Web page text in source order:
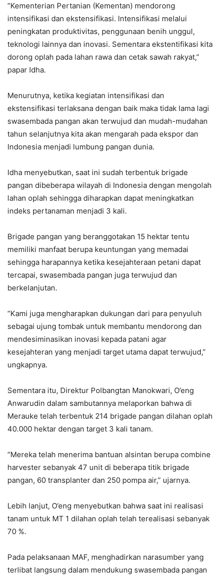
“Kementerian Pertanian (Kementan) mendorong
intensifikasi dan ekstensifikasi. Intensifikasi melalui
peningkatan produktivitas, penggunaan benih unggul,
teknologi lainnya dan inovasi. Sementara ekstentifikasi kita
dorong oplah pada lahan rawa dan cetak sawah rakyat,”
papar Idha.
Menurutnya, ketika kegiatan intensifikasi dan
ekstensifikasi terlaksana dengan baik maka tidak lama lagi
swasembada pangan akan terwujud dan mudah-mudahan
tahun selanjutnya kita akan mengarah pada ekspor dan
Indonesia menjadi lumbung pangan dunia.
Idha menyebutkan, saat ini sudah terbentuk brigade
pangan dibeberapa wilayah di Indonesia dengan mengolah
lahan oplah sehingga diharapkan dapat meningkatkan
indeks pertanaman menjadi 3 kali.
Brigade pangan yang beranggotakan 15 hektar tentu
memiliki manfaat berupa keuntungan yang memadai
sehingga harapannya ketika kesejahteraan petani dapat
tercapai, swasembada pangan juga terwujud dan
berkelanjutan.
“Kami juga mengharapkan dukungan dari para penyuluh
sebagai ujung tombak untuk membantu mendorong dan
mendesiminasikan inovasi kepada patani agar
kesejahteran yang menjadi target utama dapat terwujud,”
ungkapnya.
Sementara itu, Direktur Polbangtan Manokwari, O’eng
Anwarudin dalam sambutannya melaporkan bahwa di
Merauke telah terbentuk 214 brigade pangan dilahan oplah
40.000 hektar dengan target 3 kali tanam.
“Mereka telah menerima bantuan alsintan berupa combine
harvester sebanyak 47 unit di beberapa titik brigade
pangan, 60 transplanter dan 250 pompa air,” ujarnya.
Lebih lanjut, O’eng menyebutkan bahwa saat ini realisasi
tanam untuk MT 1 dilahan oplah telah terealisasi sebanyak
70 %.
Pada pelaksanaan MAF, menghadirkan narasumber yang
terlibat langsung dalam mendukung swasembada pangan